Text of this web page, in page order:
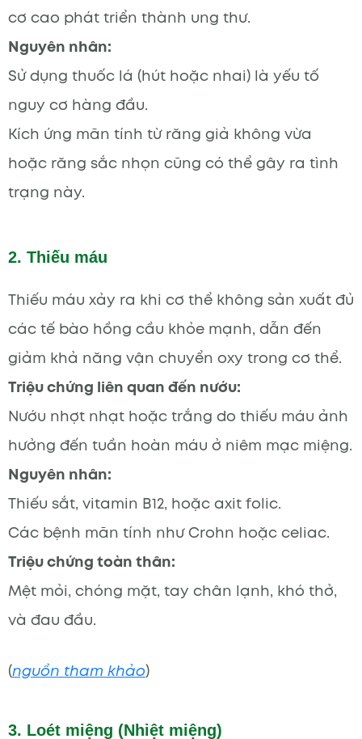
cơ cao phát triển thành ung thư.
Nguyên nhân:
Sử dụng thuốc lá (hút hoặc nhai) là yếu tố
nguy cơ hàng đầu.
Kích ứng mãn tính từ răng giả không vừa
hoặc răng sắc nhọn cũng có thể gây ra tình
trạng này.
2. Thiếu máu
Thiếu máu xảy ra khi cơ thể không sản xuất đủ
các tế bào hồng cầu khỏe mạnh, dẫn đến
giảm khả năng vận chuyển oxy trong cơ thể.
Triệu chứng liên quan đến nướu:
Nướu nhợt nhạt hoặc trắng do thiếu máu ảnh
hưởng đến tuần hoàn máu ở niêm mạc miệng.
Nguyên nhân:
Thiếu sắt, vitamin B12, hoặc axit folic.
Các bệnh mãn tính như Crohn hoặc celiac.
Triệu chứng toàn thân:
Mệt mỏi, chóng mặt, tay chân lạnh, khó thở,
và đau đầu.
(nguồn tham khảo)
3. Loét miệng (Nhiệt miệng)